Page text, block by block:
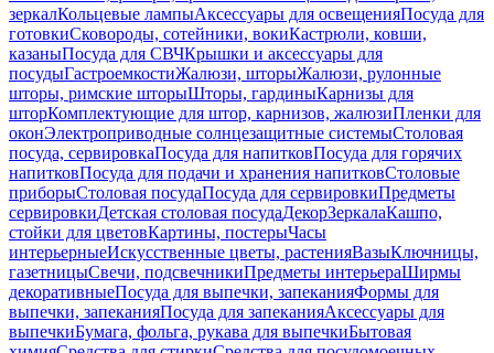
зеркалКольцевые лампыАксессуары для освещенияПосуда для
готовкиСковороды, сотейники, вокиКастрюли, ковши,
казаныПосуда для СВЧКрышки и аксессуары для
посудыГастроемкостиЖалюзи, шторыЖалюзи, рулонные
шторы, римские шторыШторы, гардиныКарнизы для
шторКомплектующие для штор, карнизов, жалюзиПленки для
оконЭлектроприводные солнцезащитные системыСтоловая
посуда, сервировкаПосуда для напитковПосуда для горячих
напитковПосуда для подачи и хранения напитковСтоловые
приборыСтоловая посудаПосуда для сервировкиПредметы
сервировкиДетская столовая посудаДекорЗеркалаКашпо,
стойки для цветовКартины, постерыЧасы
интерьерныеИскусственные цветы, растенияВазыКлючницы,
газетницыСвечи, подсвечникиПредметы интерьераШирмы
декоративныеПосуда для выпечки, запеканияФормы для
выпечки, запеканияПосуда для запеканияАксессуары для
выпечкиБумага, фольга, рукава для выпечкиБытовая